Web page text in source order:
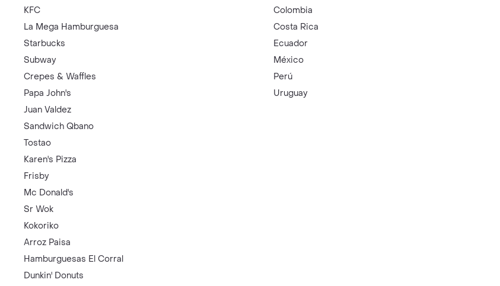
KFC
La Mega Hamburguesa
Starbucks
Subway
Crepes & Waffles
Papa John's
Juan Valdez
Sandwich Qbano
Tostao
Karen's Pizza
Frisby
Mc Donald's
Sr Wok
Kokoriko
Arroz Paisa
Hamburguesas El Corral
Dunkin' Donuts
Colombia
Costa Rica
Ecuador
México
Perú
Uruguay